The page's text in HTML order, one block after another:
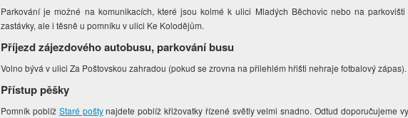
Parkování je možné na komunikacích, které jsou kolmé k ulici Mladých Běchovic nebo na
zastávky, ale i těsně u pomníku v ulici Ke Kolodějům.
Příjezd zájezdového autobusu, parkování busu
Volno bývá v ulici Za Poštovskou zahradou (pokud se zrovna na přilehlém hřišti nehraje fotbalový zápas).
Přístup pěšky
Pomník poblíž Staré poštynajdete poblíž křižovatky řízené světly velmi snadno. Odtud doporučujeme